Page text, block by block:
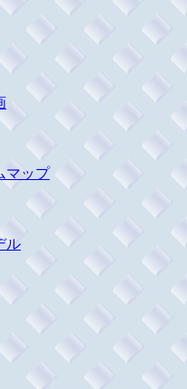
ップ
ル